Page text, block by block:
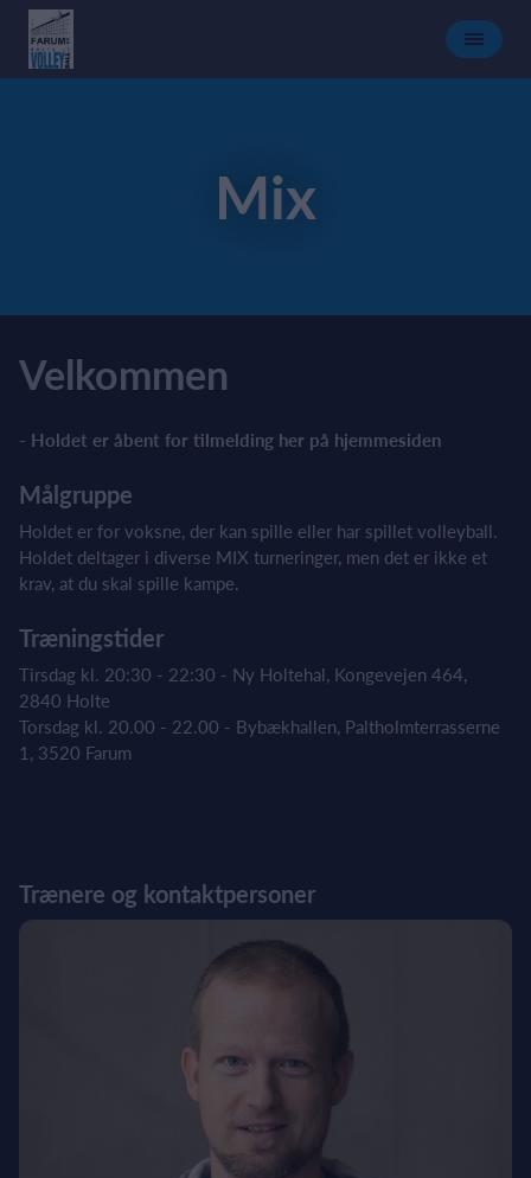
Mix
Velkommen
- Holdet er åbent for tilmelding her på hjemmesiden
Målgruppe
Holdet er for voksne, der kan spille eller har spillet volleyball.
Holdet deltager i diverse MIX turneringer, men det er ikke et
krav, at du skal spille kampe.
Træningstider
Tirsdag kl. 20:30 - 22:30 - Ny Holtehal, Kongevejen 464,
2840 Holte
Torsdag kl. 20.00 - 22.00 - Bybækhallen, Paltholmterrasserne
1, 3520 Farum
Trænere og kontaktpersoner